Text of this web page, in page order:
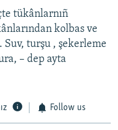
tükânlarnıñ
kolbas ve
Suv, turşu , şekerleme
– dep ayta
Follow us